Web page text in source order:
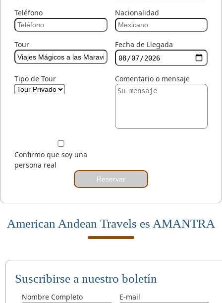
Teléfono Nacionalidad
Tour Fecha de Llegada
Tipo de Tour Comentario o mensaje
Confirmo que soy una
persona real
Reservar
American Andean Travels es AMANTRA
Suscribirse a nuestro boletín
Nombre Completo E-mail